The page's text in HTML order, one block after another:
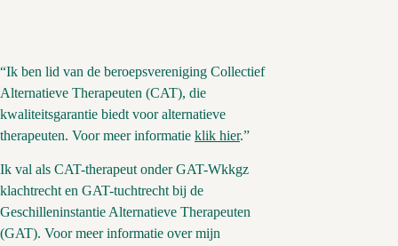
“Ik ben lid van de beroepsvereniging Collectief
Alternatieve Therapeuten (CAT), die
kwaliteitsgarantie biedt voor alternatieve
therapeuten. Voor meer informatie klik hier.”
Ik val als CAT-therapeut onder GAT-Wkkgz
klachtrecht en GAT-tuchtrecht bij de
Geschilleninstantie Alternatieve Therapeuten
(GAT). Voor meer informatie over mijn